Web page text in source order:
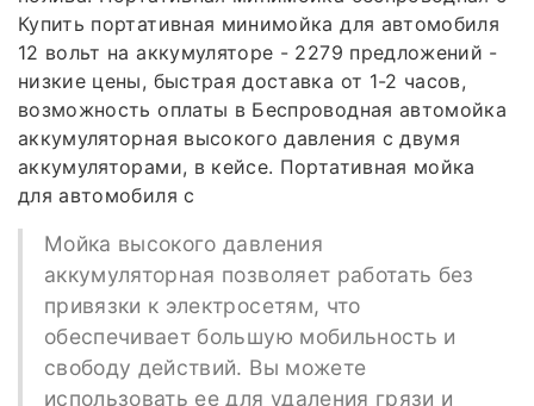
Купить портативная минимойка для автомобиля
12 вольт на аккумуляторе - 2279 предложений -
низкие цены, быстрая доставка от 1-2 часов,
возможность оплаты в Беспроводная автомойка
аккумуляторная высокого давления с двумя
аккумуляторами, в кейсе. Портативная мойка
для автомобиля с
Мойка высокого давления
аккумуляторная позволяет работать без
привязки к электросетям, что
обеспечивает большую мобильность и
свободу действий. Вы можете
использовать ее для удаления грязи и